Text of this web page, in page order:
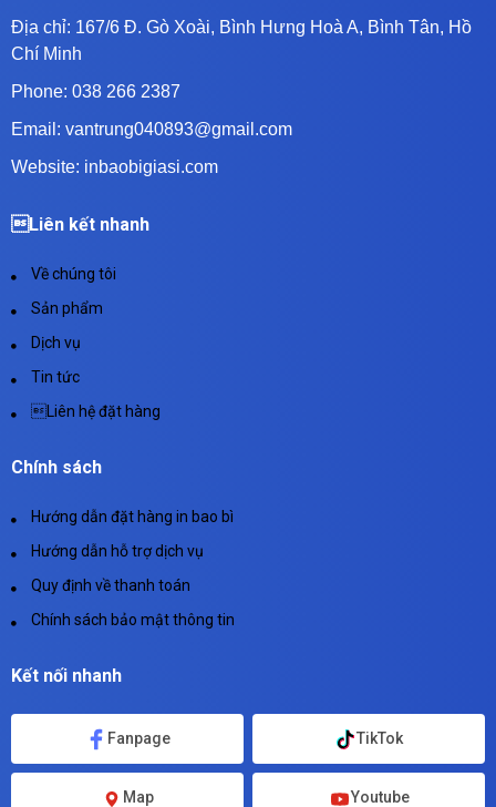
Địa chỉ: 167/6 Đ. Gò Xoài, Bình Hưng Hoà A, Bình Tân, Hồ
Chí Minh
Phone: 038 266 2387
Email: vantrung040893@gmail.com
Website: inbaobigiasi.com
Liên kết nhanh
Về chúng tôi
Sản phẩm
Dịch vụ
Tin tức
Liên hệ đặt hàng
Chính sách
Hướng dẫn đặt hàng in bao bì
Hướng dẫn hỗ trợ dịch vụ
Quy định về thanh toán
Chính sách bảo mật thông tin
Kết nối nhanh
Fanpage TikTok
Map Youtube